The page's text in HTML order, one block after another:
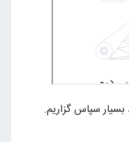
بسیار سپاس گزاریم.